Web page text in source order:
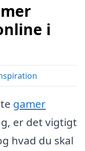
i
gamer
er det vigtigt
hvad du skal